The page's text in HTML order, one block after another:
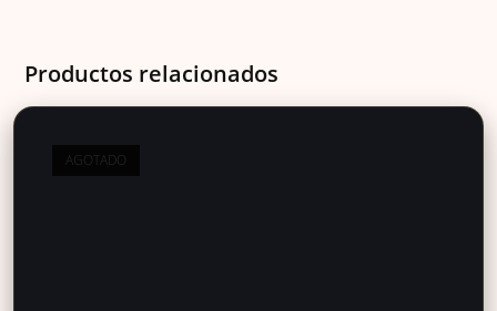
Productos relacionados
AGOTADO